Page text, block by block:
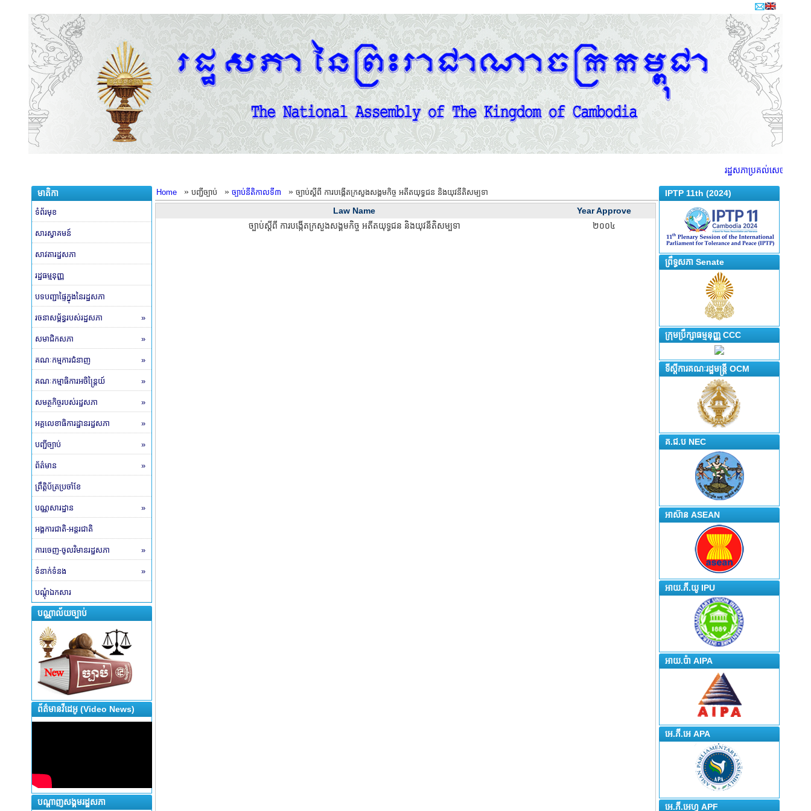
រដ្ឋសភាប្រគល់សេចក្តីព្រាង
មាតិកា
ទំព័រមុខ
សារស្វាគមន៍
សាវតារដ្ឋសភា
រដ្ឋធម្មនុញ្ញ
បទបញ្ជាផ្ទៃក្នុងនៃរដ្ឋសភា
រចនាសម្ព័ន្ធរបស់រដ្ឋសភា »
សមាជិកសភា »
គណៈកម្មការជំនាញ »
គណៈកម្មាធិការអចិន្ត្រៃយ៍ »
សមត្ថកិច្ចរបស់រដ្ឋសភា »
អគ្គលេខាធិការដ្ឋានរដ្ឋសភា »
បញ្ជីច្បាប់ »
ព័ត៌មាន »
ព្រឹត្តិប័ត្រប្រចាំខែ
បណ្ណសារដ្ឋាន »
អង្គការជាតិ-អន្តរជាតិ
ការចេញ-ចូលវិមានរដ្ឋសភា »
ទំនាក់ទំនង »
បណ្តុំឯកសារ
បណ្ណាល័យច្បាប់
ព័ត៌មានវីដេអូ (Video News)
បណ្តាញសង្គមរដ្ឋសភា
Home » បញ្ជីច្បាប់ » ច្បាប់នីតិកាលទី៣ » ច្បាប់ស្តីពី ការបង្កើតក្រសួងសង្គមកិច្ច អតីតយុទ្ធជន និងយុវនីតិសម្បទា
Law Name
Year Approve
ច្បាប់ស្តីពី ការបង្កើតក្រសួងសង្គមកិច្ច អតីតយុទ្ធជន និងយុវនីតិសម្បទា
២០០៤
IPTP 11th (2024)
ព្រឹទ្ធសភា Senate
ក្រុមប្រឹក្សាធម្មនុញ្ញ CCC
ទីស្តីការគណៈរដ្ឋមន្រ្តី OCM
គ.ជ.ប NEC
អាស៊ាន ASEAN
អាយ.ភី.យូ IPU
អាយ.ប៉ា AIPA
អេ.ភី.អេ APA
អេ.ភី.អេហ្វ APF